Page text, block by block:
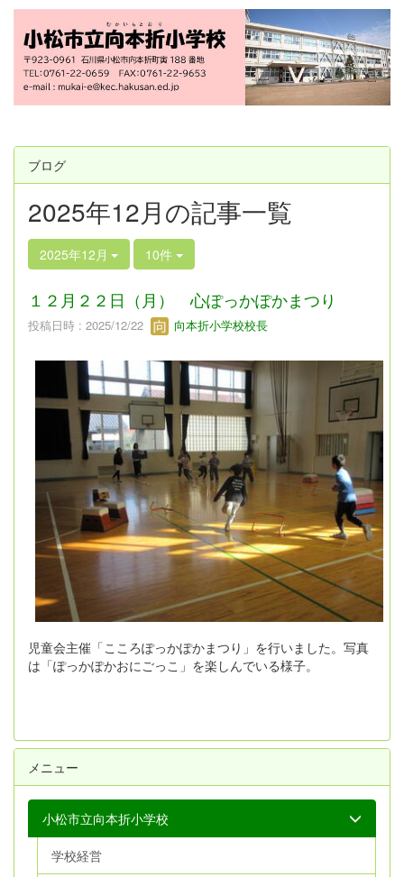
ブログ
2025年12月の記事一覧
2025年12月 10件
１２月２２日（月） 心ぽっかぽかまつり
投稿日時 : 2025/12/22 向本折小学校校長
児童会主催「こころぽっかぽかまつり」を行いました。写真
は「ぽっかぽかおにごっこ」を楽しんでいる様子。
メニュー
小松市立向本折小学校
学校経営